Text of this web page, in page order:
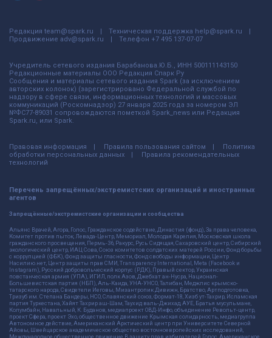
Редакция team@spark.ru Техническая поддержка help@spark.ru
Продвижение adv@spark.ru Телефон +7 495 137-07-07
Учредитель сетевого издания Барабанова.Ю.Б., ИНН 500111143150
Редакционные материалы ООО Редакция Спарк Ру
Сообщения и материалы сетевого издания Spark (за исключением
авторских колонок) (зарегистрировано Федеральной службой по
надзору в сфере связи, информационных технологий и массовых
коммуникаций (Роскомнадзор) 27 января 2025 года за номером ЭЛ
№ФС77-89031 сопровождаются пометкой Spark_news или Редакция
Spark.ru, или Spark.
Правовая информация Правила пользования сайтом
Политика
обработки персональных данных
Правила рекомендательных
технологий
Перечень запрещённых/экстремистских организаций и иностранных
агентов
Запрещённые/экстремистские организации и сообщества
Альянс Врачей, Агора, Голос, Гражданское содействие, Династия (фонд), За права человека,
Комитет против пыток, Левада-Центр, Мемориал, Молодая Карелия, Московская школа
гражданского просвещения, Пермь-36, Ракурс, Русь Сидящая, Сахаровский центр, Сибирский
экологический центр, ИАЦ Сова, Союз комитетов солдатских матерей России, Фонд борьбы
с коррупцией (ФБК), Фонд защиты гласности, Фонд свободы информации, Центр
Насилию.нет, Центр защиты прав СМИ, Transparency International, Meta (Facebook и
Instagram), Русский добровольческий корпус (РДК), Правый сектор, Украинская
повстанческая армия (УПА), ИГИЛ, полк Азов, Джебхат ан-Нусра, Национал-
Большевистская партия (НБП), Аль-Каида, УНА-УНСО, Талибан, Меджлис крымско-
татарского народа, Свидетели Иеговы, Мизантропик Дивижн, Братство, Артподготовка,
Тризуб им. Степана Бандеры, НСО, Славянский союз, Формат-18, Хизб ут-Тахрир, Исламская
партия Туркестана, Хайят Тахрир аш-Шам, Таухид валь-Джихад, АУЕ, Братья мусульмане,
Колумбайн, Навальный, К. Буданов, медиапроект ОВД-Инфо, объединение Револьт-центр,
проект Сфера, проект Эхо, общественное движение Крымская солидарность, медиагруппа
Автономное действие, Американский Арктический центр при Университете Северной
Айовы, Швейцарское академическое общество восточноевропейских исследований,
Международное общественное движение В защиту прав избирателей Голос, Американское